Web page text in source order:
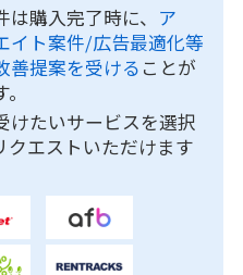
は購入完了時に、 ア
イト案件/広告最適化等
善提案を受ける ことが
けたいサービスを選択
クエストいただけます